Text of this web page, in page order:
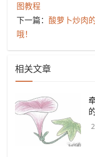
图教程
下一篇： 酸萝卜炒肉
哦！
相关文章